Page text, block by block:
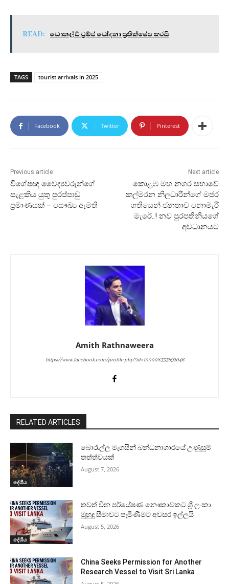
READ: ඩොනල්ඩ් ට්‍රම්ප් චෝදනා ප්‍රතික්ෂේප කරයි
TAGS tourist arrivals in 2025
Facebook Twitter Pinterest
Previous article
විශේෂඥ වෛද්‍යවරුන්ගේ
සැළකිය යුතු පුරප්පාඩු
ප්‍රමාණයක් – සෞඛ්‍ය ඇමති
Next article
කොළඹ මහ නගර සභාවේ
කල්මරන නිලධාරීන්ගේ මජර
ගතියෙන් ජනතාව නොමැරී
මැරේ..! නව පුරපතිනියගේ
අවධානයට
Amith Rathnaweera
https://www.facebook.com/profile.php?id=100008353692046
RELATED ARTICLES
දේශීය
බොරැල්ල මැගසින් බන්ධනාගාරයේ උණුසුම්
තත්ත්වයක්
August 7, 2026
දේශීය
තවත් චීන පර්යේෂණ නෞකාවකට ශ්‍රී ලංකා
මුහුදු සීමාවට පැමිණීමට අවසර ඉල්ලයි
August 5, 2026
China Seeks Permission for Another
Research Vessel to Visit Sri Lanka